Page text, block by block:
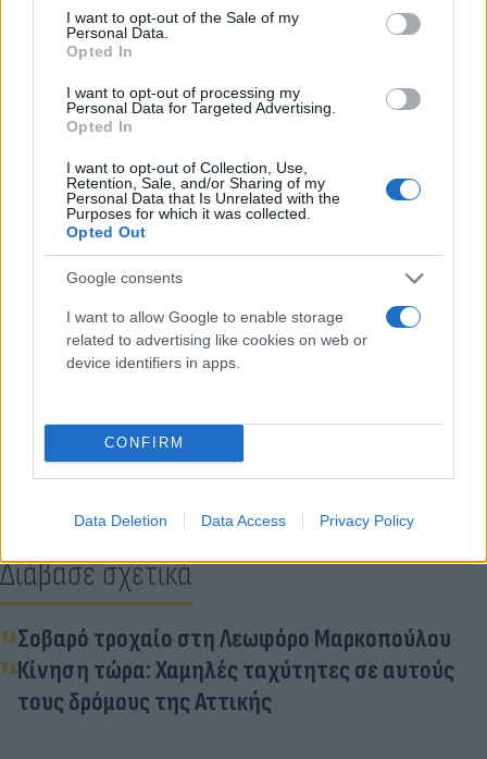
consent section.
I want to opt-out of the Sale of my
Personal Data.
Opted In
I want to opt-out of processing my
Personal Data for Targeted Advertising.
Opted In
I want to opt-out of Collection, Use,
Retention, Sale, and/or Sharing of my
Personal Data that Is Unrelated with the
Purposes for which it was collected.
Opted Out
Google consents
I want to allow Google to enable storage
related to advertising like cookies on web or
device identifiers in apps.
CONFIRM
Data Deletion Data Access Privacy Policy
Flash.grστην αναζήτηση τηςGoogle
Διάβασε σχετικά
Σοβαρό τροχαίο στη Λεωφόρο Μαρκοπούλου
Κίνηση τώρα: Χαμηλές ταχύτητες σε αυτούς
τους δρόμους της Αττικής